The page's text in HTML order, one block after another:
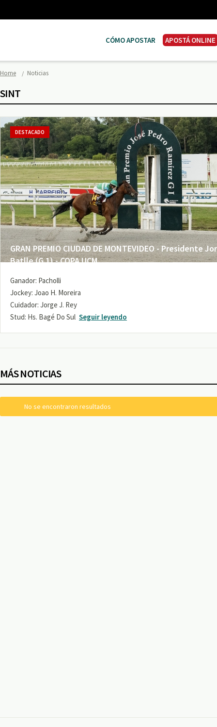
CÓMO APOSTAR APOSTÁ ONLINE
Home Noticias
SINT
GRAN PREMIO CIUDAD DE MONTEVIDEO - Presidente
Batlle (G 1) - COPA UCM
DESTACADO
Ganador: Pacholli
Jockey: Joao H. Moreira
Cuidador: Jorge J. Rey
Stud: Hs. Bagé Do Sul Seguir leyendo
MÁS NOTICIAS
No se encontraron resultados